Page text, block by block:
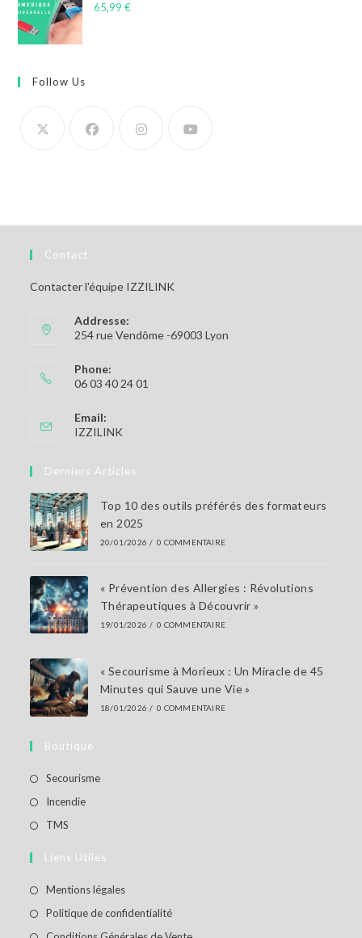
65,99€
Follow Us
Contact
Contacter l'équipe IZZILINK
Addresse:
254 rue Vendôme -69003 Lyon
Phone:
06 03 40 24 01
Email:
IZZILINK
application
Derniers Articles
Top 10 des outils préférés des formateurs
en 2025
20/01/2026 / 0 COMMENTAIRE
« Prévention des Allergies : Révolutions
Thérapeutiques à Découvrir »
19/01/2026 / 0 COMMENTAIRE
« Secourisme à Morieux : Un Miracle de 45
Minutes qui Sauve une Vie »
18/01/2026 / 0 COMMENTAIRE
Boutique
SecourismeS’ouvre
onglet
IncendieS’ouvre
nouvel
TMS
un
nouvel
Liens Utiles
Mentions légalesS’ouvre
dans
Politique de confidentialitéS’ouvre
dansS’ouvre